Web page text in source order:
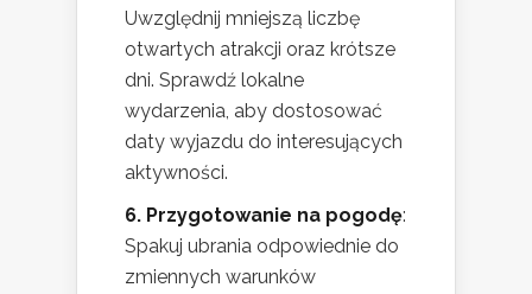
Uwzględnij mniejszą liczbę
otwartych atrakcji oraz krótsze
dni. Sprawdź lokalne
wydarzenia, aby dostosować
daty wyjazdu do interesujących
aktywności.
6. Przygotowanie na pogodę:
Spakuj ubrania odpowiednie do
zmiennych warunków